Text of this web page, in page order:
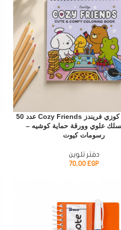
كتاب تلوين كوزي فريندز Cozy Friends عدد 50
علوي وورقة حماية كوشيه –
رسومات كيوت
دفتر تلوين
70,00EGP